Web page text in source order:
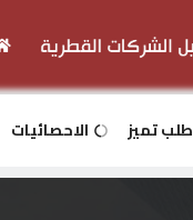
طلب تميز الاحصائيات